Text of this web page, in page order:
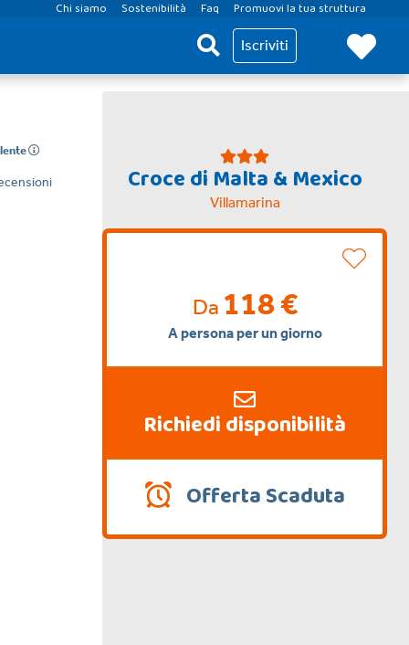
Chi siamo Sostenibilità Faq Promuovi la tua struttura
Iscriviti
Croce di Malta & Mexico
Villamarina
Da 118 €
A persona per un giorno
Richiedi disponibilità
Offerta Scaduta